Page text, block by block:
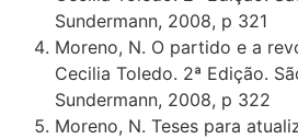
Sundermann, 2008, p 321
Moreno, N. O partido e a
Cecilia Toledo. 2ª Edição.
Sundermann, 2008, p 322
Moreno, N. Teses para